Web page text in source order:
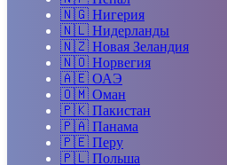
🇳🇬 Нигерия
🇳🇱 Нидерланды
🇳🇿 Новая Зеландия
🇳🇴 Норвегия
🇦🇪 ОАЭ
🇴🇲 Оман
🇵🇰 Пакистан
🇵🇦 Панама
🇵🇪 Перу
🇵🇱 Польша